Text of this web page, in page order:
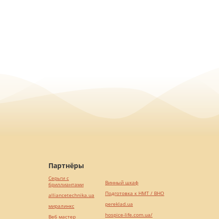
Партнёры
Серьги с
бриллиантами
alliancetechnika.ua
миралинкс
Веб мастер
Винный шкаф
Подготовка к НМТ / ВНО
pereklad.ua
hospice-life.com.ua/